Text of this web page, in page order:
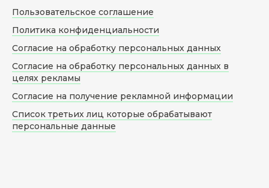
Пользовательское соглашение
Политика конфиденциальности
Согласие на обработку персональных данных
Согласие на обработку персональных данных в
целях рекламы
Согласие на получение рекламной информации
Список третьих лиц которые обрабатывают
персональные данные